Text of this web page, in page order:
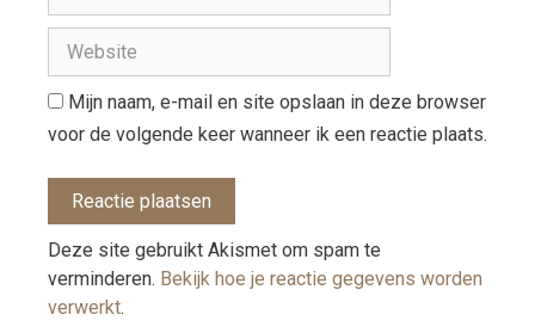
Mijn naam, e-mail en site opslaan in deze browser
voor de volgende keer wanneer ik een reactie plaats.
Deze site gebruikt Akismet om spam te
verminderen. Bekijk hoe je reactie gegevens worden
verwerkt.